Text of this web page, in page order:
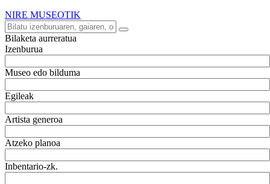
NIRE MUSEOTIK
Bilaketa aurreratua
Izenburua
Museo edo bilduma
Egileak
Artista generoa
Atzeko planoa
Inbentario-zk.